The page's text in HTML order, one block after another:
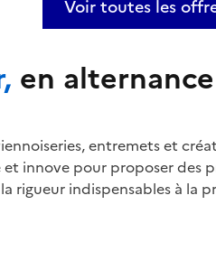
Voir toutes les
, en alternance
entremets et
innove pour proposer
indispensables à la